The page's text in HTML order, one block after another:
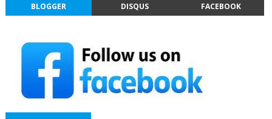
BLOGGER DISQUS FACEBOOK